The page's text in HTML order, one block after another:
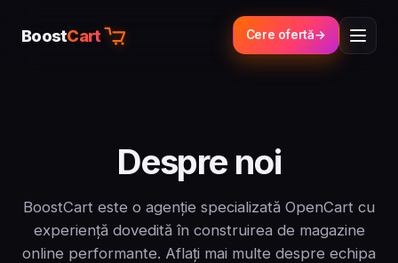
BoostCart Cere ofertă
Despre noi
BoostCart este o agenție specializată OpenCart cu
experiență dovedită în construirea de magazine
online performante. Aflați mai multe despre echipa